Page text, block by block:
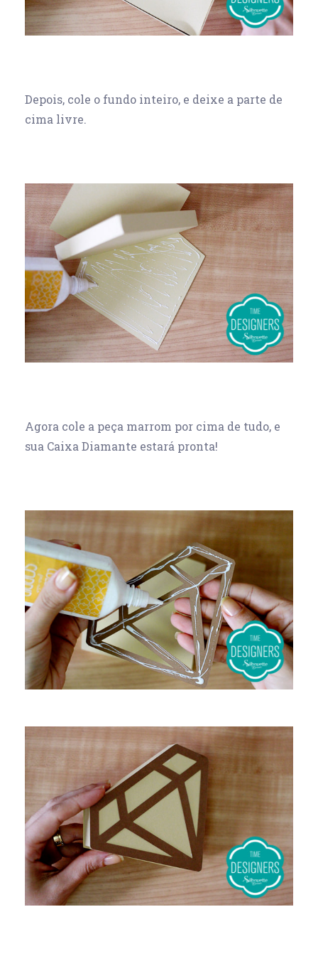
Depois, cole o fundo inteiro, e deixe a parte de
cima livre.
Agora cole a peça marrom por cima de tudo, e
sua Caixa Diamante estará pronta!